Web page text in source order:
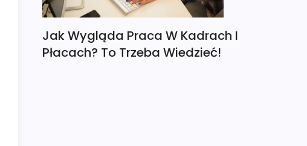
Jak Wygląda Praca W Kadrach I
Płacach? To Trzeba Wiedzieć!